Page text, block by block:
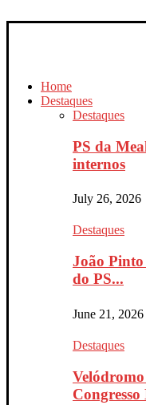
Home
Destaques
Destaques
PS da
internos
July 26, 2026
Destaques
João
do PS...
June 21, 2026
Destaques
Velódromo